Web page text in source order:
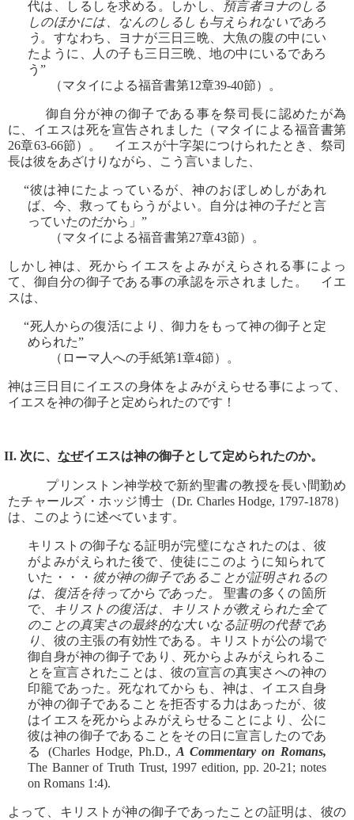
代は、しるしを求める。しかし、
預言者ヨナのしる
しのほかには、なんのしるしも与えられないであろ
う 。すなわち、ヨナが三日三晩、大魚の腹の中にい
たように、人の子も三日三晩、地の中にいるであろ
う”
（マタイによる福音書第12章39-40節）。
御自分が神の御子である事を祭司長に認めたが為
に、イエスは死を宣告されました（マタイによる福音書第
26章63-66節）。 イエスが十字架につけられたとき、祭司
長は彼をあざけりながら、こう言いました、
“彼は神にたよっているが、神のおぼしめしがあれ
ば、今、救ってもらうがよい。自分は神の子だと言
っていたのだから」”
（マタイによる福音書第27章43節）。
しかし神は、死からイエスをよみがえらされる事によっ
て、御自分の御子である事の承認を示されました。 イエ
スは、
“死人からの復活により、御力をもって神の御子と定
められた”
（ローマ人への手紙第1章4節）。
神は三日目にイエスの身体をよみがえらせる事によって、
イエスを神の御子と定められたのです！
II. 次に、 なぜイエスは神の御子として定められたのか。
プリンストン神学校で新約聖書の教授を長い間勤め
たチャールズ・ホッジ博士（Dr. Charles Hodge, 1797-1878）
は、このように述べています。
キリストの御子なる証明が完璧になされたのは、彼
がよみがえられた後で、使徒にこのように知られて
いた・・・ 彼が神の御子であることが証明されるの
は、復活を待ってからであった。
聖書の多くの箇所
で、
キリストの復活は、キリストが教えられた全て
のことの真実さの最終的な大いなる証明の代替であ
り 、彼の主張の有効性である。キリストが公の場で
御自身が神の御子であり、死からよみがえられるこ
とを宣言されたことは、彼の宣言の真実さへの神の
印籠であった。死なれてからも、神は、イエス自身
が神の御子であることを拒否する力はあったが、彼
はイエスを死からよみがえらせることにより、公に
彼は神の御子であることをその日に宣言したのであ
る (Charles Hodge, Ph.D., A Commentary on Romans,
The Banner of Truth Trust, 1997 edition, pp. 20-21; notes
on Romans 1:4).
よって、キリストが神の御子であったことの証明は、彼の